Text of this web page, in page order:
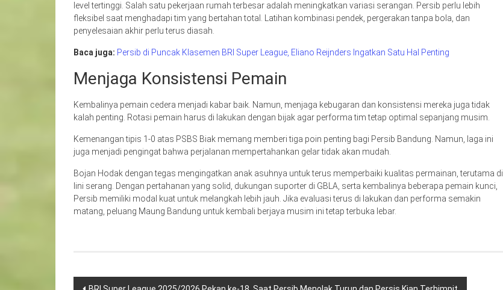
level tertinggi. Salah satu pekerjaan rumah terbesar adalah meningkatkan variasi serangan. Persib perlu lebih
fleksibel saat menghadapi tim yang bertahan total. Latihan kombinasi pendek, pergerakan tanpa bola, dan
penyelesaian akhir perlu terus diasah.
Baca juga: Persib di Puncak Klasemen BRI Super League, Eliano Reijnders Ingatkan Satu Hal Penting
Menjaga Konsistensi Pemain
Kembalinya pemain cedera menjadi kabar baik. Namun, menjaga kebugaran dan konsistensi mereka juga tidak
kalah penting. Rotasi pemain harus di lakukan dengan bijak agar performa tim tetap optimal sepanjang musim.
Kemenangan tipis 1-0 atas PSBS Biak memang memberi tiga poin penting bagi Persib Bandung. Namun, laga ini
juga menjadi pengingat bahwa perjalanan mempertahankan gelar tidak akan mudah.
Bojan Hodak dengan tegas mengingatkan anak asuhnya untuk terus memperbaiki kualitas permainan, terutama di
lini serang. Dengan pertahanan yang solid, dukungan suporter di GBLA, serta kembalinya beberapa pemain kunci,
Persib memiliki modal kuat untuk melangkah lebih jauh. Jika evaluasi terus di lakukan dan performa semakin
matang, peluang Maung Bandung untuk kembali berjaya musim ini tetap terbuka lebar.